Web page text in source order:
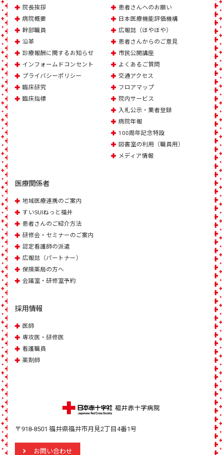
院長挨拶
病院概要
幹部職員
沿革
診療報酬に関するお知らせ
インフォームドコンセント
プライバシーポリシー
臨床研究
臨床指標
患者さんへのお願い
日本医療機能評価機構
広報誌（ほやほや）
患者さんからのご意見
市民公開講座
よくあるご質問
交通アクセス
フロアマップ
院内サービス
入札公示・業者登録
病院年報
100周年記念特設
図書室の利用（職員用）
メディア情報
医療関係者
地域医療連携のご案内
すいSUIねっと福井
患者さんのご紹介方法
研修会・セミナーのご案内
認定看護師の派遣
広報誌（パートナー）
保険薬局の方へ
会議室・研修室予約
採用情報
医師
専攻医・研修医
看護職員
薬剤師
〒918-8501 福井県福井市月見2丁目4番1号
お問い合わせ